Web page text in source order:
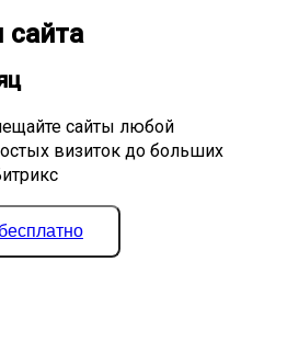
сайта
сайты любой
визиток до больших